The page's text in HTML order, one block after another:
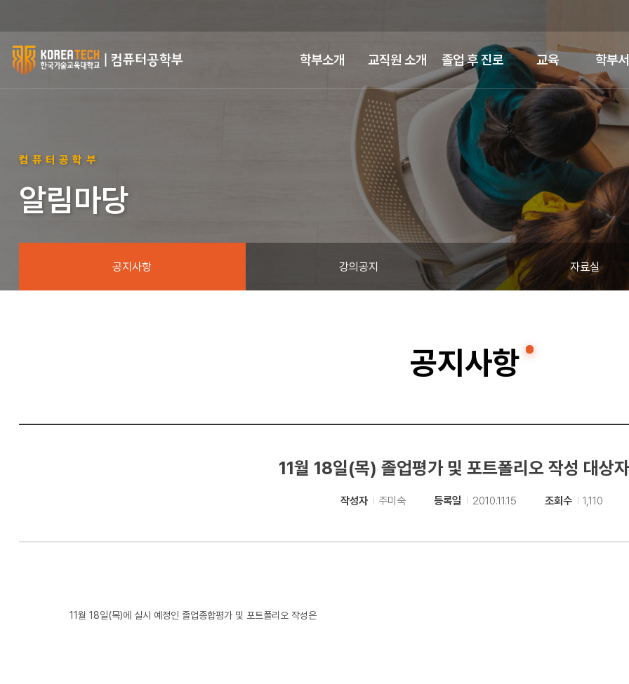
한
육
교
학
학부소개 교직원 소개 졸업 후 진로 교육 학부
컴퓨터공학부
알림마당
공지사항 강의공지 자료실
공지사항
11월 18일(목) 졸업평가 및 포트폴리오 작성 대상
작성자 주미숙 등록일 2010.11.15 조회수 1,110
11월 18일(목)에 실시 예정인 졸업종합평가 및 포트폴리오 작성은